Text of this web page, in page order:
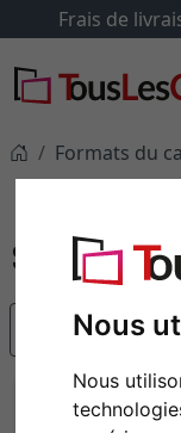
Nous
Nous
TOUJOURS
Formats du
populaire